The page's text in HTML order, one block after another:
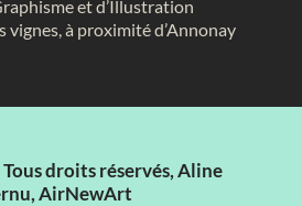
et d’Illustration
vignes, à proximité d’Annonay
droits réservés, Aline
AirNewArt